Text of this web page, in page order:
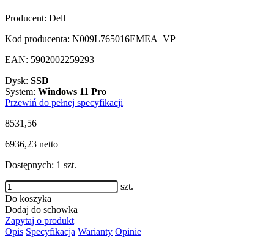
Producent: Dell
Kod producenta: N009L765016EMEA_VP
EAN: 5902002259293
Dysk: SSD
System: Windows 11 Pro
Przewiń do pełnej specyfikacji
8531,56
6936,23 netto
Dostępnych: 1 szt.
szt.
Do koszyka
Dodaj do schowka
Zapytaj o produkt
Opis Specyfikacja Warianty Opinie